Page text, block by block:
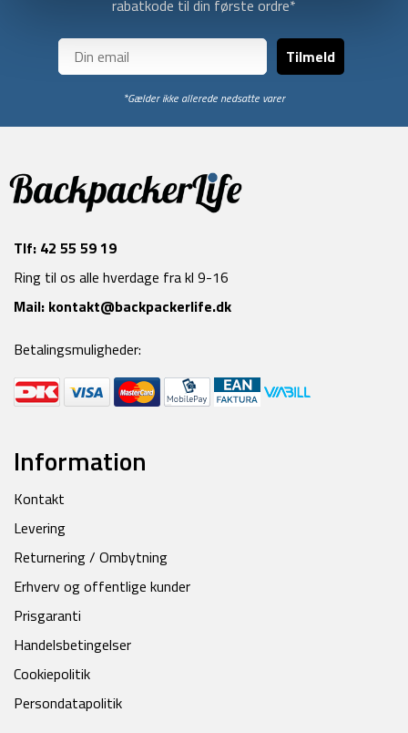
rabatkode til din første ordre*
Tilmeld
*Gælder ikke allerede nedsatte varer
Tlf: 42 55 59 19
Ring til os alle hverdage fra kl 9-16
Mail: kontakt@backpackerlife.dk
Betalingsmuligheder:
Information
Kontakt
Levering
Returnering / Ombytning
Erhverv og offentlige kunder
Prisgaranti
Handelsbetingelser
Cookiepolitik
Persondatapolitik